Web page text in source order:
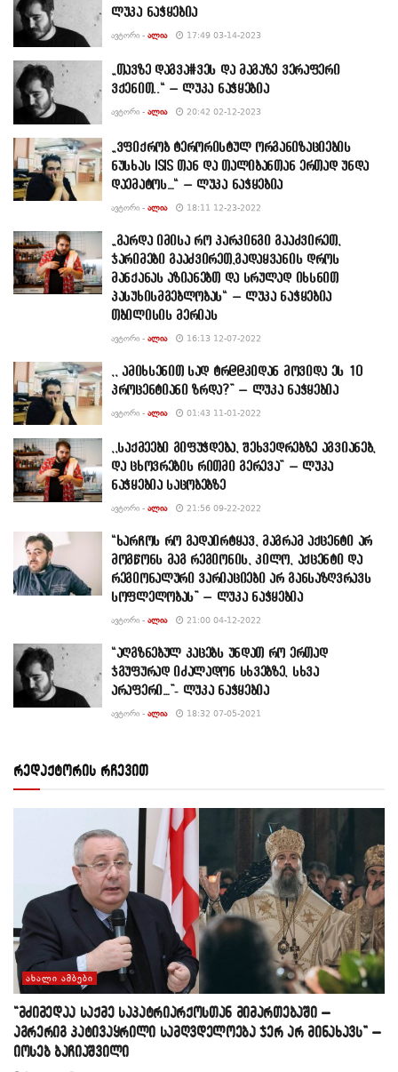
ლუკა ნაჭყებია
ᲐᲕᲢᲝᲠᲘ - ᲐᲚᲘᲐ 17:49 03-14-2023
„თავზე დაგვა#ვეს და მაგაზე ვერაფერი
ვქენით..“ – ლუკა ნაჭყებია
ᲐᲕᲢᲝᲠᲘ - ᲐᲚᲘᲐ 20:42 02-12-2023
„ვფიქრობ ტერორისტულ ორგანიზაციების
ნუსხას ISIS თან და თალიბანთან ერთად უნდა
დაემატოს…“ – ლუკა ნაჭყებია
ᲐᲕᲢᲝᲠᲘ - ᲐᲚᲘᲐ 18:11 12-23-2022
„გარდა იმისა რო პარკინგი გააძვირეთ,
ჯარიმები გააძვირეთ,გადაყვანის დროს
მანქანას აზიანებთ და სრულად იხსნით
პასუხისმგებლობას“ – ლუკა ნაჭყებია
თბილისის მერიას
ᲐᲕᲢᲝᲠᲘ - ᲐᲚᲘᲐ 16:13 12-07-2022
,, ამიხსენით სად ტრ@@კიდან მოვიდა ეს 10
პროცენტიანი ზრდა?” – ლუკა ნაჭყებია
ᲐᲕᲢᲝᲠᲘ - ᲐᲚᲘᲐ 01:43 11-01-2022
,,საქმეები გიფუჭდება, შეხვედრებზე აგვიანებ,
და ცხოვრების რითმი გერევა” – ლუკა
ნაჭყებია საცობებზე
ᲐᲕᲢᲝᲠᲘ - ᲐᲚᲘᲐ 21:56 09-22-2022
“ხარჩოს რო გადაირტყავ, მაგრამ აქცენტი არ
მოგწონს მაგ რეგიონის, კილო, აქცენტი და
რეგიონალური ვარიაციები არ განსაზღვრავს
სოფლელობას” – ლუკა ნაჭყებია
ᲐᲕᲢᲝᲠᲘ - ᲐᲚᲘᲐ 21:00 04-12-2022
“აღგზნებულ კაცებს უნდათ რო ერთად
ჯგუფურად იძალადონ სხვებზე, სხვა
არაფერი…”- ლუკა ნაჭყებია
ᲐᲕᲢᲝᲠᲘ - ᲐᲚᲘᲐ 18:32 07-05-2021
რედაქტორის რჩევით
ᲐᲮᲐᲚᲘ ᲐᲛᲑᲔᲑᲘ
“მძიმედაა საქმე საპატრიარქოსთან მიმართებაში –
აგრერიგ პატივაყრილი სამღვდელოება ჯერ არ მინახავს” –
იოსებ ბაჩიაშვილი